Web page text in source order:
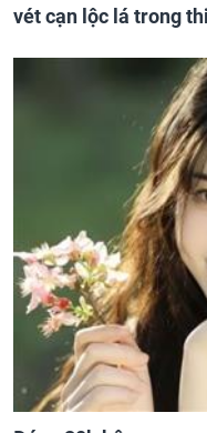
vét cạn lộc lá trong